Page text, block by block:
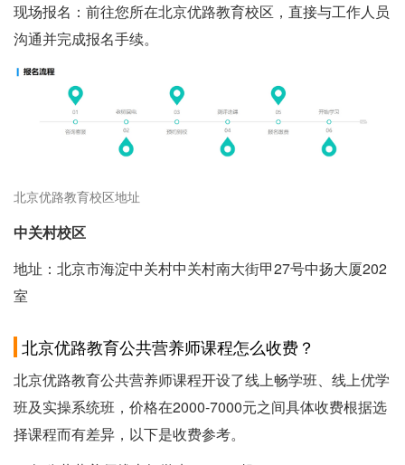
现场报名：前往您所在北京优路教育校区，直接与工作人员
沟通并完成报名手续。
北京优路教育校区地址
中关村校区
地址：北京市海淀中关村中关村南大街甲27号中扬大厦202
室
北京优路教育公共营养师课程怎么收费？
北京优路教育公共营养师课程开设了线上畅学班、线上优学
班及实操系统班，价格在2000-7000元之间具体收费根据选
择课程而有差异，以下是收费参考。